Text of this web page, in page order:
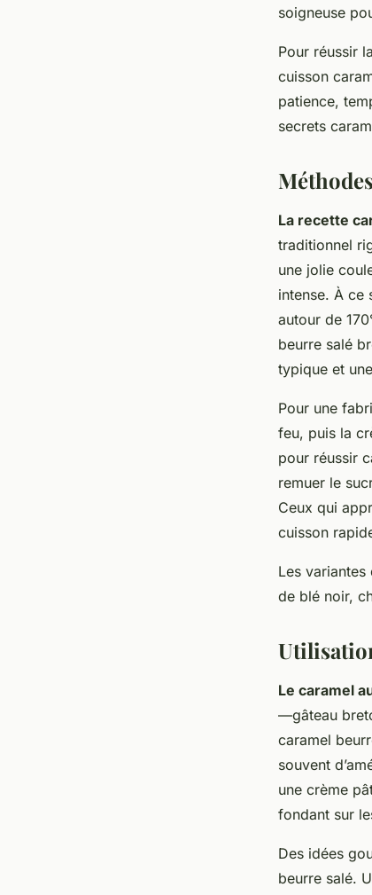
soigneuse
Pour réussir
cuisson
patience,
secrets
La recette
traditionnel
une jolie
intense. À ce
autour de
beurre salé
typique et
Pour une
feu, puis la
pour réussir
remuer le
Ceux qui
cuisson
Les
de blé noir,
Le caramel
—gâteau
caramel
souvent
une crème
fondant sur
Des idées
beurre salé.